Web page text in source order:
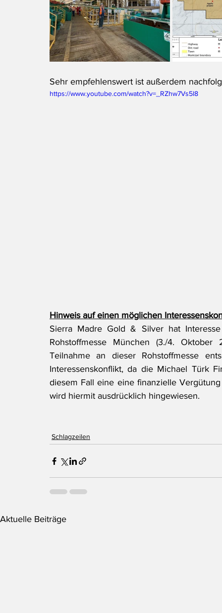
Sehr empfehlenswert ist außerdem
https://www.youtube.com/watch?v=_RZhw7Vs5l8
Hinweis auf einen möglichen
Sierra Madre Gold & Silver hat
Rohstoffmesse München (3./4.
Teilnahme an dieser Rohstoffmesse
Interessenskonflikt, da die Michael Türk
diesem Fall eine eine finanzielle
wird hiermit ausdrücklich hingewiesen.
Schlagzeilen
Aktuelle Beiträge